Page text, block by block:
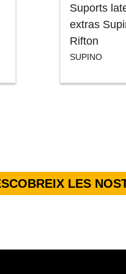
Suports
extras
Rifton
SUPINO
LES